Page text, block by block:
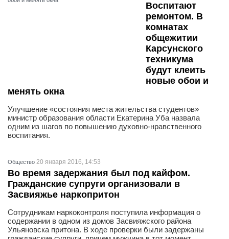
Воспитают
ремонтом. В
комнатах
общежитии
Карсунского
техникума
будут клеить
новые обои и
менять окна
Улучшение «состояния места жительства студентов»
министр образования области Екатерина Уба назвала
одним из шагов по повышению духовно-нравственного
воспитания.
Общество 20 января 2016, 14:53
Во время задержания был под кайфом.
Гражданские супруги организовали в
Засвияжье наркопритон
Сотрудникам наркоконтроля поступила информация о
содержании в одном из домов Засвияжского района
Ульяновска притона. В ходе проверки были задержаны